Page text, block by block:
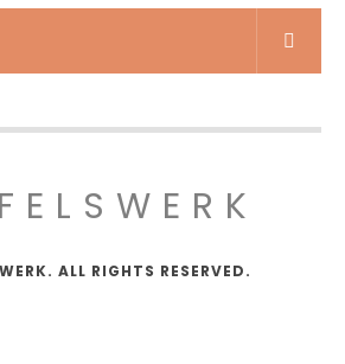
ALL RIGHTS RESERVED.